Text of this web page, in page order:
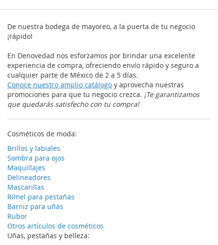
De nuestra bodega de mayoreo, a la puerta de tu negocio
¡rápido!
En Denovedad nos esforzamos por brindar una excelente
experiencia de compra, ofreciendo envío rápido y seguro a
cualquier parte de México de 2 a 5 días.
Conoce nuestro amplio catálogo y aprovecha nuestras
promociones para que tu negocio crezca. ¡Te garantizamos
que quedarás satisfecho con tu compra!
Cosméticos de moda:
Brillos y labiales
Sombra para ojos
Maquillajes
Delineadores
Mascarillas
Rímel para pestañas
Barniz para uñas
Rubor
Otros artículos de cosméticos
Uñas, pestañas y belleza: